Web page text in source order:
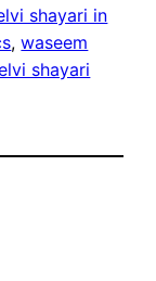
shayari in
, waseem
shayari